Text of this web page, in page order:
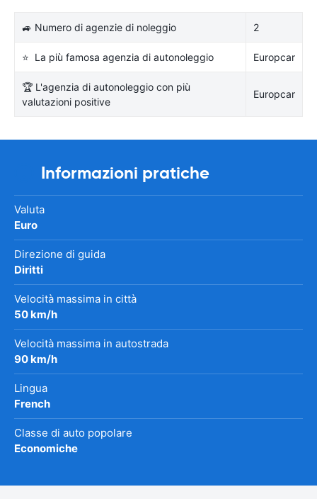
🚙 Numero di agenzie di noleggio 2
⭐ La più famosa agenzia di autonoleggio Europcar
🏆 L'agenzia di autonoleggio con più
valutazioni positive
Europcar
Informazioni pratiche
Valuta
Euro
Direzione di guida
Diritti
Velocità massima in città
50 km/h
Velocità massima in autostrada
90 km/h
Lingua
French
Classe di auto popolare
Economiche